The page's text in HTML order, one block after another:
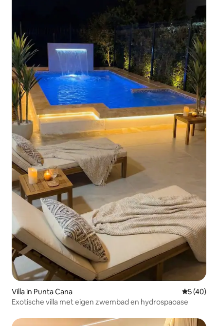
Villa in Punta Cana
5 (40)
Exotische villa met eigen zwembad en hydrospaoase